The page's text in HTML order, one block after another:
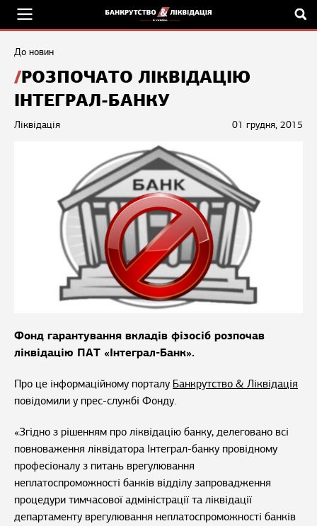
До новин
РОЗПОЧАТО ЛІКВІДАЦІЮ
ІНТЕГРАЛ-БАНКУ
01 грудня, 2015
Ліквідація
Фонд гарантування вкладів фізосіб розпочав
ліквідацію ПАТ «Інтеграл-Банк».
Про це інформаційному порталу Банкрутство & Ліквідація
повідомили у прес-службі Фонду.
«Згідно з рішенням про ліквідацію банку, делеговано всі
повноваження ліквідатора Інтеграл-банку провідному
професіоналу з питань врегулювання
неплатоспроможності банків відділу запровадження
процедури тимчасової адміністрації та ліквідації
департаменту врегулювання неплатоспроможності банків